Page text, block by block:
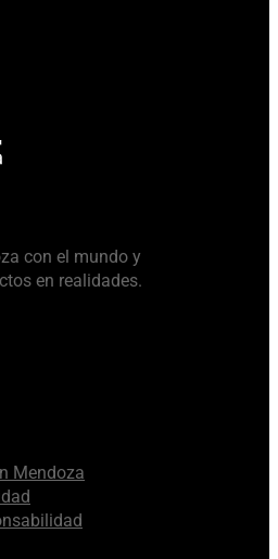
con el mundo y
en realidades.
Mendoza